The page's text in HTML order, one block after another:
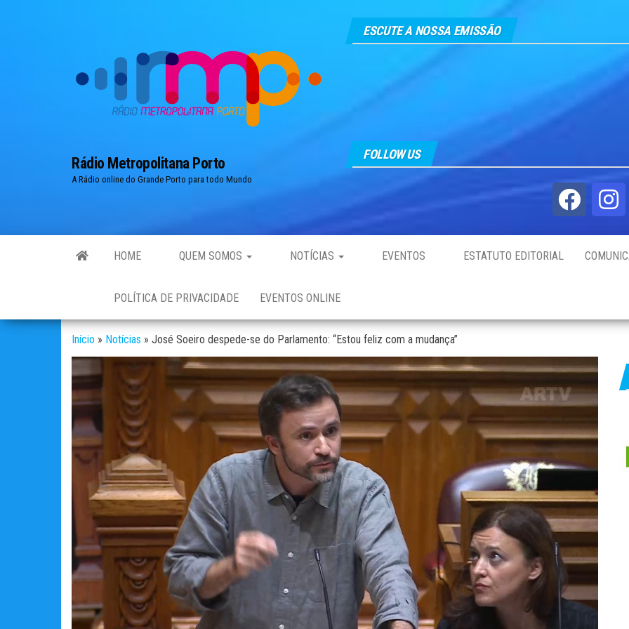
Rádio Metropolitana Porto
A Rádio online do Grande Porto para todo Mundo
ESCUTE A NOSSA EMISSÃO
FOLLOW US
HOME QUEM SOMOS NOTÍCIAS EVENTOS ESTATUTO EDITORIAL
POLÍTICA DE PRIVACIDADE EVENTOS ONLINE
Início » Notícias » José Soeiro despede-se do Parlamento: “Estou feliz com a mudança”